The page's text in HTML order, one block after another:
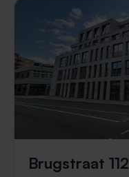
Brugstraat 112